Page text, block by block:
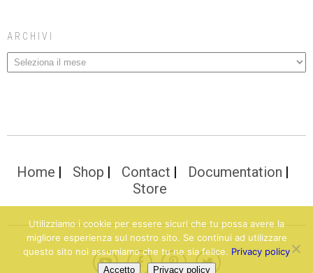
ARCHIVI
Home Shop Contact
Documentation
Store
Utilizziamo i cookie per essere sicuri che tu possa avere la
migliore esperienza sul nostro sito. Se continui ad utilizzare
questo sito noi assumiamo che tu ne sia felice. Privacy policy
Accetto Privacy policy